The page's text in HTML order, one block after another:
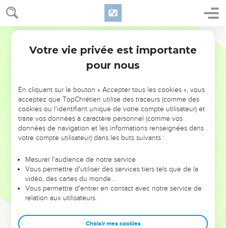
NE MANQUEZ PAS L’ÉVÉNEMENT
DE L’ANNÉE !
ET SI LEURS ERREURS POUVAIENT VOUS ÉVITER LES
VOTRES ?
leur foi ou leur vision. Mais on voit moins les doutes, les erreurs
et les saisons difficiles qu'ils ont traversés, alors même que ce
sont elles qui les ont façonnés.
Dans cette conférence, leaders, entrepreneurs, et responsables
clés pour avancer avec plus de sagesse afin que leurs erreurs
Votre vie privée est importante
pour nous
En cliquant sur le bouton « Accepter tous les cookies », vous
acceptez que TopChrétien utilise des traceurs (comme des
cookies ou l'identifiant unique de votre compte utilisateur) et
traite vos données à caractère personnel (comme vos
données de navigation et les informations renseignées dans
votre compte utilisateur) dans les buts suivants :
Mesurer l'audience de notre service
Vous permettre d'utiliser des services tiers tels que de la
vidéo, des cartes du monde…
Vous permettre d'entrer en contact avec notre service de
relation aux utilisateurs.
Choisir mes cookies